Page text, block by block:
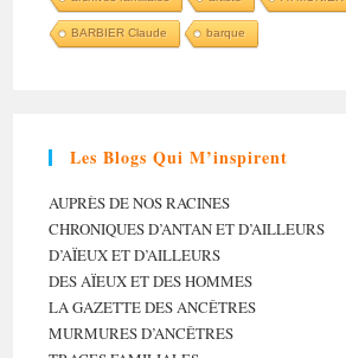
BARBIER Claude barque
Les Blogs Qui M’inspirent
AUPRÈS DE NOS RACINES
CHRONIQUES D’ANTAN ET D’AILLEURS
D’AÏEUX ET D’AILLEURS
DES AÏEUX ET DES HOMMES
LA GAZETTE DES ANCÊTRES
MURMURES D’ANCÊTRES